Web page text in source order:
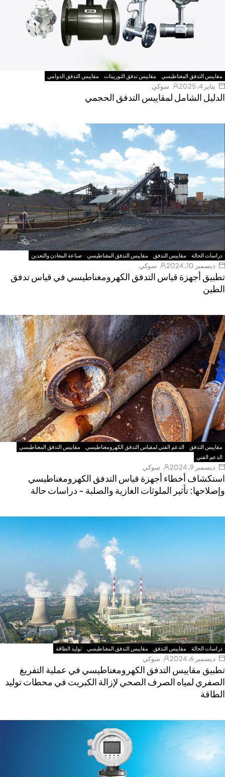
مقاييس التدفق المغناطيسي مقاييس تدفق التوربينات مقاييس التدفق الدوامي
يناير 4، 2025 سوكي
الدليل الشامل لمقاييس التدفق الحجمي
دراسات الحالة مقاييس التدفق مقاييس التدفق المغناطيسي صناعة المعادن والتعدين
ديسمبر 10، 2024 سوكي
تطبيق أجهزة قياس التدفق الكهرومغناطيسي في قياس تدفق
الطين
مقاييس التدفق الدعم الفني لمقياس التدفق الكهرومغناطيسي
مقاييس التدفق المغناطيسي
الدعم الفني
ديسمبر 9، 2024 سوكي
استكشاف أخطاء أجهزة قياس التدفق الكهرومغناطيسي
وإصلاحها: تأثير الملوثات الغازية والصلبة - دراسات حالة
دراسات الحالة مقاييس التدفق مقاييس التدفق المغناطيسي توليد الطاقة
ديسمبر 6، 2024 سوكي
تطبيق مقاييس التدفق الكهرومغناطيسي في عملية التفريغ
الصفري لمياه الصرف الصحي لإزالة الكبريت في محطات توليد
الطاقة